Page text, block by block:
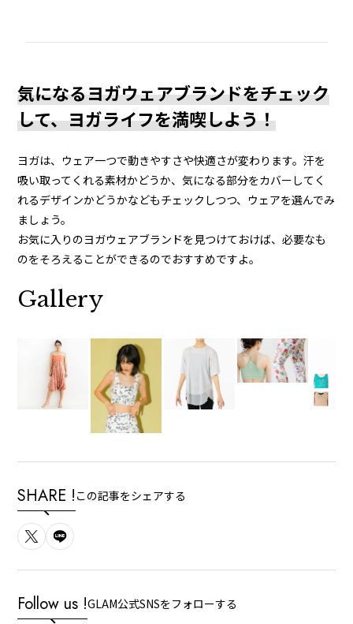
気になるヨガウェアブランドをチェック
して、ヨガライフを満喫しよう！
ヨガは、ウェア一つで動きやすさや快適さが変わります。汗を
吸い取ってくれる素材かどうか、気になる部分をカバーしてく
れるデザインかどうかなどもチェックしつつ、ウェアを選んでみ
ましょう。
お気に入りのヨガウェアブランドを見つけておけば、必要なも
のをそろえることができるのでおすすめですよ。
Gallery
SHARE ! この記事をシェアする
Follow us !GLAM公式SNSをフォローする